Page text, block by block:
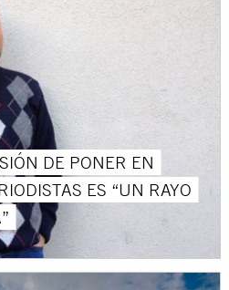
DE PONER EN
ES “UN RAYO